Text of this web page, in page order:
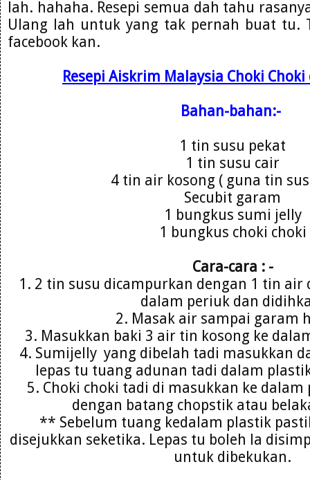
lah. hahaha. Resepi semua dah tahu
Ulang lah untuk yang tak pernah buat tu.
facebook kan.
Resepi Aiskrim Malaysia Choki Choki
Bahan-bahan:-
1 tin susu pekat
1 tin susu cair
4 tin air kosong ( guna tin
Secubit garam
1 bungkus sumi jelly
1 bungkus choki choki
Cara-cara : -
1. 2 tin susu dicampurkan dengan 1 tin air
dalam periuk dan
2. Masak air sampai garam
3. Masukkan baki 3 air tin kosong ke
4. Sumijelly yang dibelah tadi masukkan
lepas tu tuang adunan tadi dalam
5. Choki choki tadi di masukkan ke
dengan batang chopstik atau
** Sebelum tuang kedalam plastik
disejukkan seketika. Lepas tu boleh la
untuk dibekukan.